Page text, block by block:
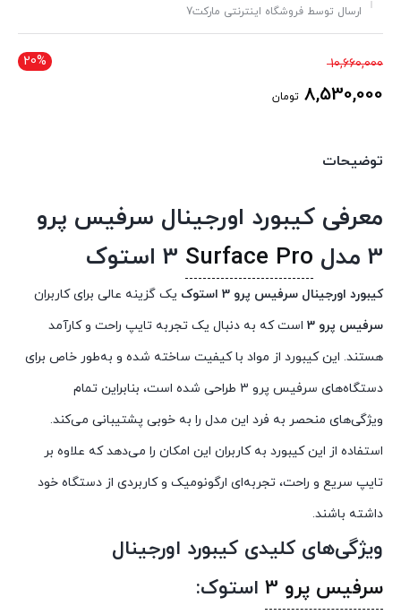
ارسال توسط فروشگاه اینترنتی مارکت7
20% 10,660,000قیمت
اصلی
8,530,000 تومان
توضیحات
معرفی کیبورد اورجینال سرفیس پرو
3 مدل
Surface Pro
کیبورد اورجینال سرفیس پرو 3 استوک
یک گزینه عالی برای کاربران
سرفیس پرو 3
است که به دنبال یک تجربه تایپ راحت و کارآمد
هستند. این کیبورد از مواد با کیفیت ساخته شده و به‌طور خاص برای
دستگاه‌های سرفیس پرو 3 طراحی شده است، بنابراین تمام
ویژگی‌های منحصر به فرد این مدل را به خوبی پشتیبانی می‌کند.
استفاده از این کیبورد به کاربران این امکان را می‌دهد که علاوه بر
تایپ سریع و راحت، تجربه‌ای ارگونومیک و کاربردی از دستگاه خود
داشته باشند.
ویژگی‌های کلیدی کیبورد اورجینال
سرفیس پرو 3
استوک: